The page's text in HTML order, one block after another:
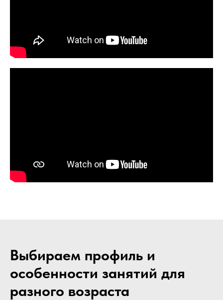
Выбираем профиль и
особенности занятий для
разного возраста